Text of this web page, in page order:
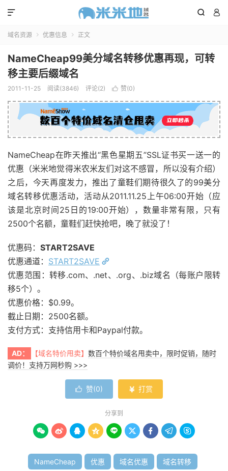
 

域名资源  优惠信息  正文
NameCheap99美分域名转移优惠再现，可转
移主要后缀域名
2011-11-25 阅读(3846) 评论(2)  赞(0)
NameCheap在昨天推出“黑色星期五”SSL证书买一送一的
优惠（米米地觉得米农米友们对这不感冒，所以没有介绍）
之后，今天再度发力，推出了童鞋们期待很久了的99美分
域名转移优惠活动，活动从2011.11.25上午06:00开始（应
该是北京时间25日的19:00开始），数量非常有限，只有
2500个名额，童鞋们赶快抢吧，晚了就没了！
优惠码： START2SAVE
优惠通道： START2SAVE
优惠范围：转移.com、.net、.org、.biz域名（每账户限转
移5个）。
优惠价格：$0.99。
截止日期：2500名额。
支付方式：支持信用卡和Paypal付款。
AD： 【域名特价甩卖】 数百个特价域名甩卖中，限时促销，随时
调价！支持万网秒购 >>>
 赞(0)  打赏
分享到
        
NameCheap 优惠 域名优惠 域名转移